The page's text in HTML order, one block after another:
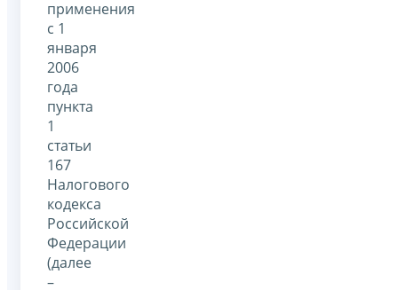
применения
с 1
января
2006
года
пункта
1
статьи
167
Налогового
кодекса
Российской
Федерации
(далее
–